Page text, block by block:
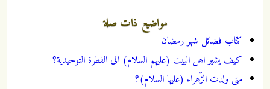
مواضيع ذات صلة
کتاب فضائل شهر رمضان
کیف یشیر اهل البیت (علیهم السلام) الى الفطرة التوحیدیة؟
متى ولدت الزّهراء (علیها السلام)؟